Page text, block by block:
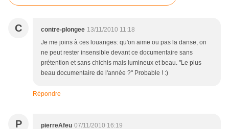
C contre-plongee 13/11/2010 11:18
Je me joins à ces louanges: qu'on aime ou pas la danse, on
ne peut rester insensible devant ce documentaire sans
prétention et sans chichis mais lumineux et beau. "Le plus
beau documentaire de l'année ?" Probable ! :)
Répondre
P pierreAfeu 07/11/2010 16:19